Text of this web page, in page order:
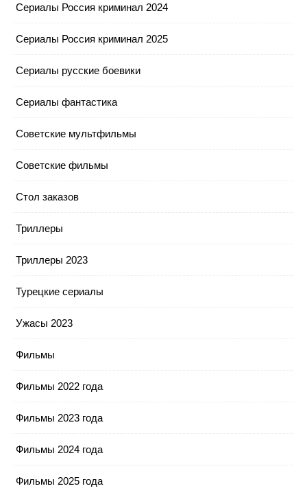
Сериалы Россия криминал 2024
Сериалы Россия криминал 2025
Сериалы русские боевики
Сериалы фантастика
Советские мультфильмы
Советские фильмы
Стол заказов
Триллеры
Триллеры 2023
Турецкие сериалы
Ужасы 2023
Фильмы
Фильмы 2022 года
Фильмы 2023 года
Фильмы 2024 года
Фильмы 2025 года